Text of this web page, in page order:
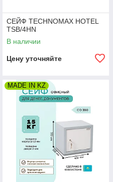
СЕЙФ TECHNOMAX HOTEL
TSB/4HN
В наличии
Цену уточняйте
MADE IN KZ